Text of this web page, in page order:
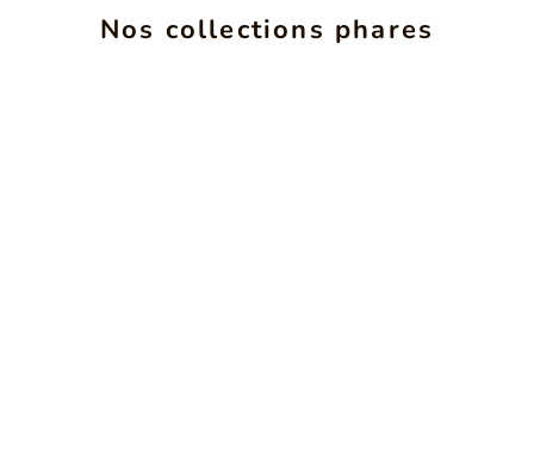
Nos collections phares
ALCHIMIE